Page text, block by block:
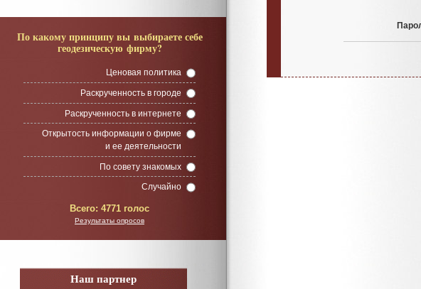
По какому принципу вы выбираете себе
геодезическую фирму?
Ценовая политика
Раскрученность в городе
Раскрученность в интернете
Открытость информации о фирме
и ее деятельности
По совету знакомых
Случайно
Всего: 4771 голос
Результаты опросов
Наш партнер